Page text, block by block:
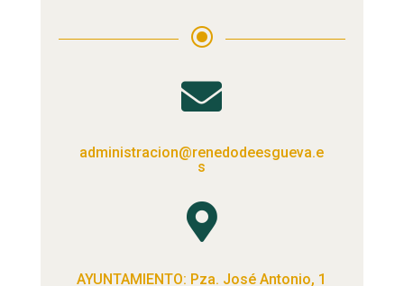
\

administracion@renedodeesgueva.e
s

AYUNTAMIENTO: Pza. José Antonio, 1